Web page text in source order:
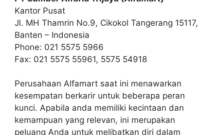
Kantor Pusat
Jl. MH Thamrin No.9, Cikokol Tangerang 15117,
Banten – Indonesia
Phone: 021 5575 5966
Fax: 021 5575 55961, 5575 54918
Perusahaan Alfamart saat ini menawarkan
kesempatan berkarir untuk beberapa peran
kunci. Apabila anda memiliki kecintaan dan
kemampuan yang relevan, ini merupakan
peluang Anda untuk melibatkan diri dalam